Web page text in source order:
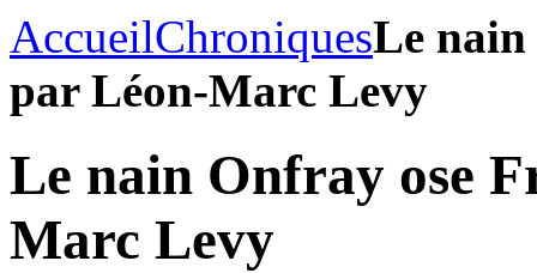
AccueilChroniquesLe nain
par Léon-Marc Levy
Le nain Onfray ose
Marc Levy